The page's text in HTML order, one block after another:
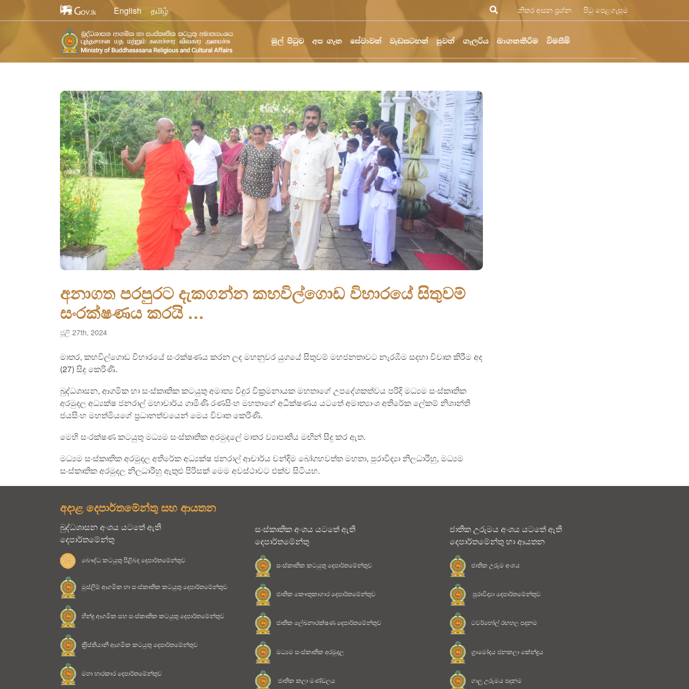
English தமிழ் නිතර අසන ප්‍රශ්න පිටු පෙළගැසුම
මුල් පිටුව අප ගැන සේවාවන් වැඩසටහන් පුවත් ගැලරිය බාගතකිරීම විමසීම්
අනාගත පරපුරට දැකගන්න කහවිල්ගොඩ විහාරයේ සිතුවම්
සංරක්ෂණය කරයි …
ජූලි 27th, 2024
මාතර, කහවිල්ගොඩ විහාරයේ සංරක්ෂණය කරන ලද මහනුවර යුගයේ සිතුවම් මහජනතාවට නැරඹීම සදහා විවෘත කිරීම අද
(27) සිදු කෙරිණි.
බුද්ධශාසන, ආගමික හා සංස්කෘතික කටයුතු අමාත්‍ය විදුර වික්‍රමනායක මහතාගේ උපදේශකත්වය පරිදි මධ්‍යම සංස්කෘතික
අරමුදල අධ්‍යක්ෂ ජනරාල් මහාචාර්ය ගාමිණි රණසිංහ මහතාගේ අධීක්ෂණය යටතේ අමාත්‍යාංශ අතිරේක ලේකම් නිශාන්ති
ජයසිංහ මහත්මියගේ ප්‍රධානත්වයෙන් මෙය විවෘත කෙරිණි.
මෙහි සංරක්ෂණ කටයුතු මධ්‍යම සංස්කෘතික අරමුදලේ මාතර ව්‍යාපෘතිය මඟින් සිදු කර ඇත.
මධ්‍යම සංස්කෘතික අරමුදල අතිරේක අධ්‍යක්ෂ ජනරාල් ආචාර්ය චන්දිම බෝගහවත්ත මහතා, පුරාවිද්‍යා නිලධාරීහු, මධ්‍යම
සංස්කෘතික අරමුදල නිලධාරීහු ඇතුළු පිරිසක් මෙම අවස්ථාවට එක්ව සිටියහ.
අදාළ දෙපාර්තමේන්තු සහ ආයතන
බුද්ධශාසන අංශය යටතේ ඇති
දෙපාර්තමේන්තු
බෞද්ධ කටයුතු පිළිබද දෙපාර්තමේන්තුව
මුස්ලිම් ආගමික හා සංස්කෘතික කටයුතු දෙපාර්තමේන්තුව
හින්දු ආගමික සහ සංස්කෘතික කටයුතු දෙපාර්තමේන්තුව
ක‍්‍රිස්තියානි ආගමික කටයුතු දෙපාර්තමේන්තුව
මහා භාරකාර දෙපාර්තමේන්තුව
සංස්කෘතික අංශය යටතේ ඇති
දෙපාර්තමේන්තු
සංස්කෘතික කටයුතු දෙපාර්තමේන්තුව
ජාතික කෞතුකාගාර දෙපාර්තමේන්තුව
ජාතික ලේඛනාරක්ෂණ දෙපාර්තමේන්තුව
මධ්‍යම සංස්කෘතික අරමුදල
ජාතික කලා මණ්ඩලය
ජාතික උරුමය අංශය යටතේ ඇති
දෙපාර්තමේන්තු හා ආයතන
ජාතික උරුම අංශය
පුරාවිද්‍යා දෙපාර්තමේන්තුව
ටවර්හෝල් රඟහල පදනම
ග්‍රාමෝදය ජනකලා කේන්ද්‍රය
ගාලු උරුමය පදනම